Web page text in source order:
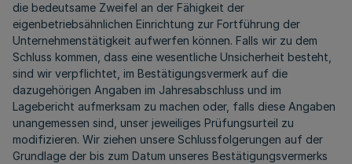
die bedeutsame Zweifel an der Fähigkeit der
eigenbetriebsähnlichen Einrichtung zur Fortführung der
Unternehmenstätigkeit aufwerfen können. Falls wir zu dem
Schluss kommen, dass eine wesentliche Unsicherheit besteht,
sind wir verpflichtet, im Bestätigungsvermerk auf die
dazugehörigen Angaben im Jahresabschluss und im
Lagebericht aufmerksam zu machen oder, falls diese Angaben
unangemessen sind, unser jeweiliges Prüfungsurteil zu
modifizieren. Wir ziehen unsere Schlussfolgerungen auf der
Grundlage der bis zum Datum unseres Bestätigungsvermerks